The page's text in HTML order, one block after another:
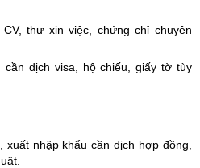
thư xin việc, chứng chỉ chuyên
dịch visa, hộ chiếu, giấy tờ tùy
xuất nhập khẩu cần dịch hợp đồng,